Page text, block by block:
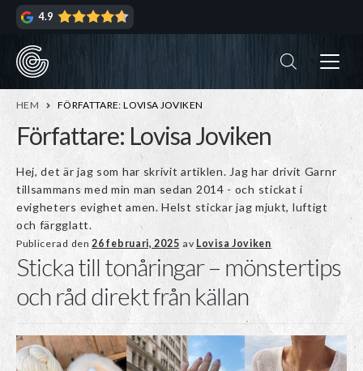
Hoppa
navigering
Hoppa
innehåll
4.9
HEM FÖRFATTARE: LOVISA JOVIKEN
Författare: Lovisa Joviken
Hej, det är jag som har skrivit artiklen. Jag har drivit Garnr
tillsammans med min man sedan 2014 - och stickat i
evigheters evighet amen. Helst stickar jag mjukt, luftigt
och färgglatt.
Publicerad den26 februari, 2025 av Lovisa Joviken
Sticka till tonåringar – mönstertips
och råd direkt från källan